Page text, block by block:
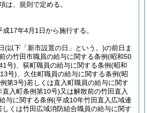
は、規則で定める。
成17年4月1日から施行する。
(以下「新市設置の日」という。)の前日ま
の竹田市職員の給与に関する条例(昭和50
号) 、荻町職員の給与に関する条例(昭和
号) 、久住町職員の給与に関する条例(昭
第3号)若しくは直入町職員の給与に関す
直入町条例第10号)又は解散前の竹田直入
与に関する条例(平成10年竹田直入広域連
しくは竹田広域消防組合職員の給与に関す